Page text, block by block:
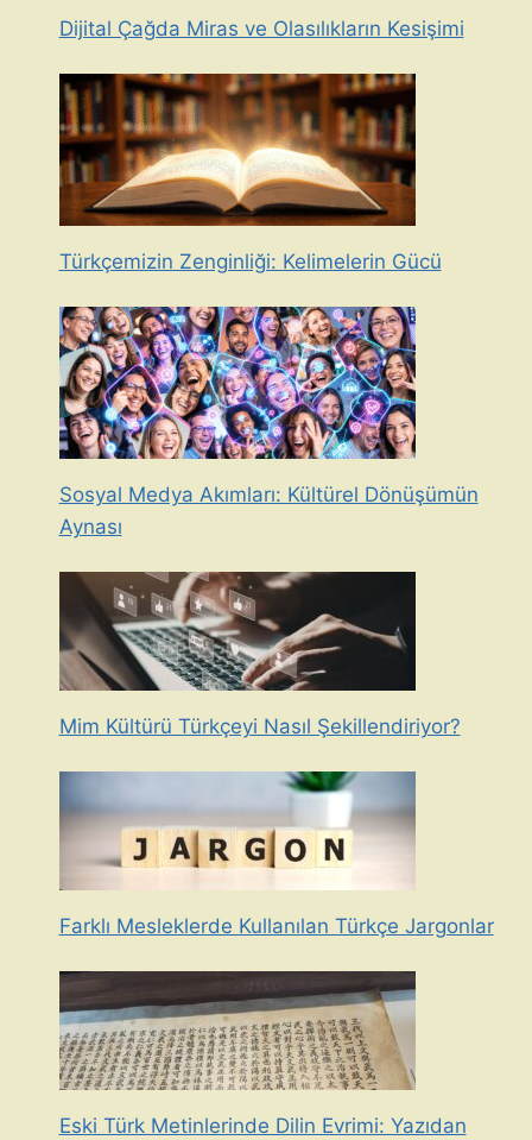
Dijital Çağda Miras ve Olasılıkların Kesişimi
Türkçemizin Zenginliği: Kelimelerin Gücü
Sosyal Medya Akımları: Kültürel Dönüşümün
Aynası
Mim Kültürü Türkçeyi Nasıl Şekillendiriyor?
Farklı Mesleklerde Kullanılan Türkçe Jargonlar
Eski Türk Metinlerinde Dilin Evrimi: Yazıdan